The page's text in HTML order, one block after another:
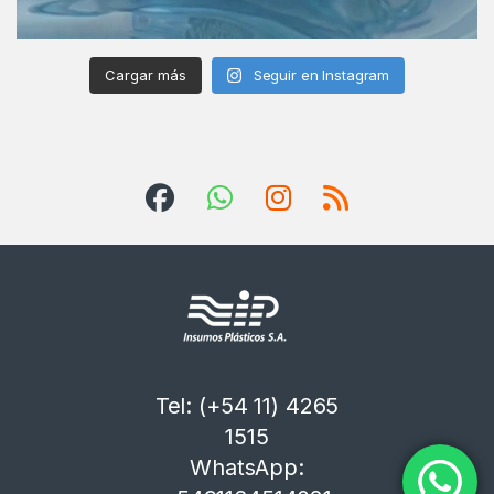
Cargar más Seguir en Instagram
Tel: (+54 11) 4265
1515
WhatsApp: